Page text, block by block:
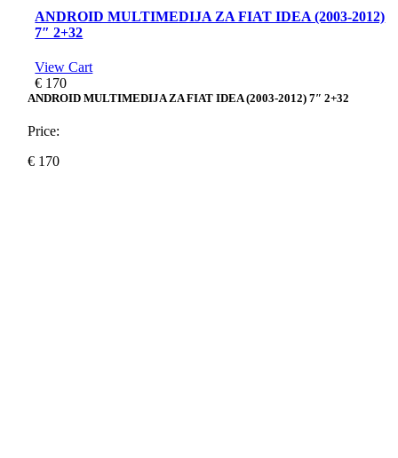
ANDROID MULTIMEDIJA ZA FIAT IDEA (2003-2012)
7″ 2+32
View Cart
€ 170
ANDROID MULTIMEDIJA ZA FIAT IDEA (2003-2012) 7″ 2+32
Price:
€ 170